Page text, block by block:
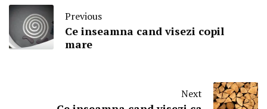
Previous
Ce inseamna cand visezi copil
mare
Next